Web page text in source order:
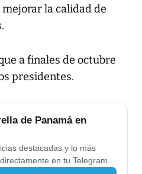
la calidad de
a finales de octubre
presidentes.
de Panamá en
destacadas y lo más
en tu Telegram.